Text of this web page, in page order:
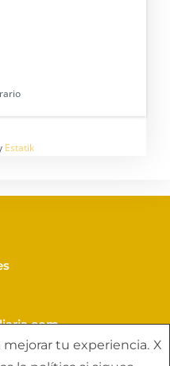
Estatik
Inmobiliarias - by
mejorar tu experiencia. X